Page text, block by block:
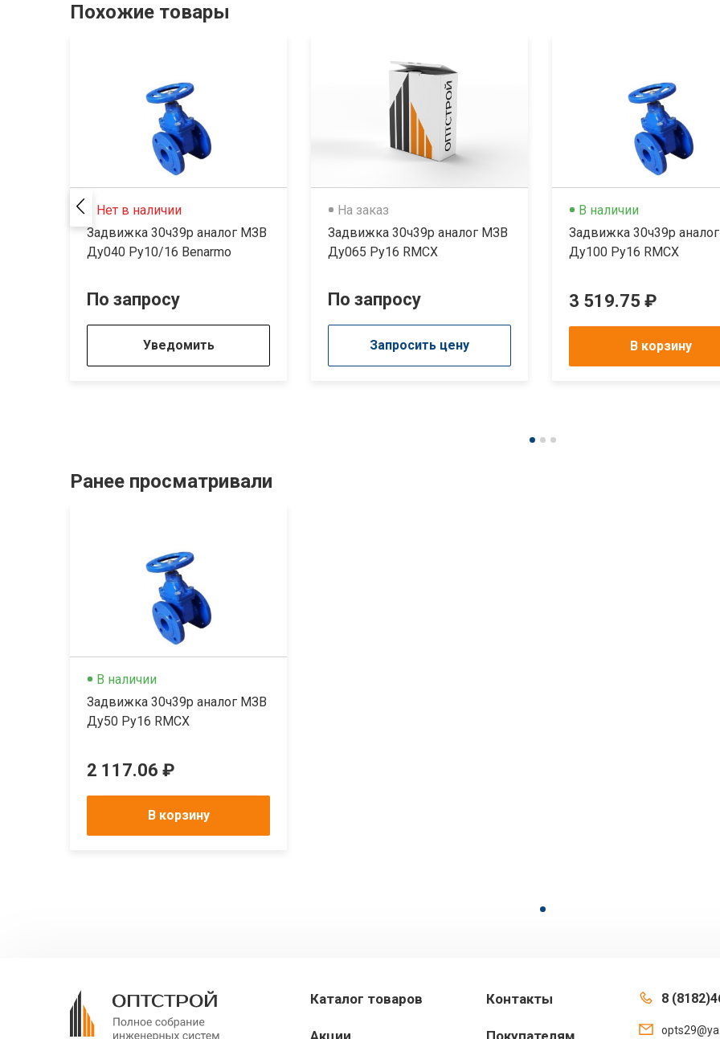
Похожие товары
Нет в наличии
Задвижка 30ч39р аналог МЗВ
Ду040 Ру10/16 Benarmo
По запросу
Уведомить
На заказ
Задвижка 30ч39р аналог МЗВ
Ду065 Ру16 RMCX
По запросу
Запросить цену
В наличии
Задвижка 30ч39р
Ду100 Ру16 RMCX
3 519.75 ₽
В корзину
Ранее просматривали
В наличии
Задвижка 30ч39р аналог МЗВ
Ду50 Ру16 RMCX
2 117.06 ₽
В корзину
Каталог товаров
Акции
Контакты
Покупателям
8